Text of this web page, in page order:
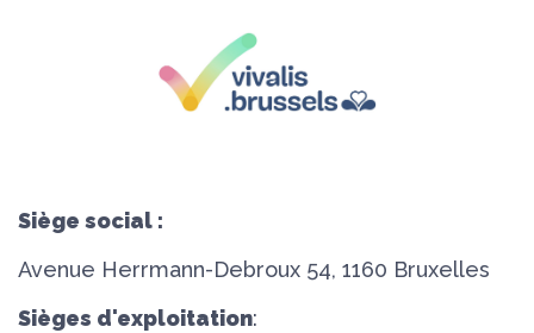
Siège social :
Avenue Herrmann-Debroux 54, 1160 Bruxelles
Sièges d'exploitation: